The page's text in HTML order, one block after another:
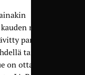
mittaan
parempia
tai
on ottanut